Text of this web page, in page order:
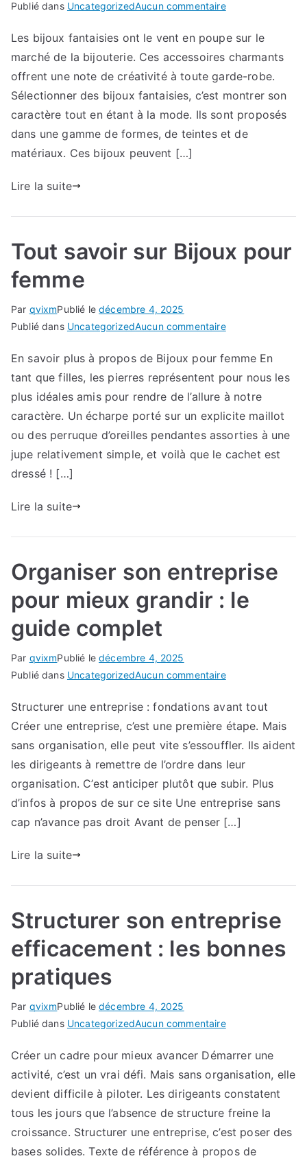
Publié dans UncategorizedAucun commentairesur
le
pouvoir
des
bijoux
pièces
Les bijoux fantaisies ont le vent en poupe sur le
marché de la bijouterie. Ces accessoires charmants
offrent une note de créativité à toute garde-robe.
Sélectionner des bijoux fantaisies, c’est montrer son
caractère tout en étant à la mode. Ils sont proposés
dans une gamme de formes, de teintes et de
matériaux. Ces bijoux peuvent […]
Lire la suite
Tout savoir sur Bijoux pour
femme
Par qvixmPublié ledécembre 4, 2025
Publié dans UncategorizedAucun commentairesur
savoir
sur
Bijoux
pour
femme
En savoir plus à propos de Bijoux pour femme En
tant que filles, les pierres représentent pour nous les
plus idéales amis pour rendre de l’allure à notre
caractère. Un écharpe porté sur un explicite maillot
ou des perruque d’oreilles pendantes assorties à une
jupe relativement simple, et voilà que le cachet est
dressé ! […]
Lire la suite
Organiser son entreprise
pour mieux grandir : le
guide complet
Par qvixmPublié ledécembre 4, 2025
Publié dans UncategorizedAucun commentairesur
son
entreprise
pour
mieux
grandir
le
guide
Structurer une entreprise : fondations avant tout
Créer une entreprise, c’est une première étape. Mais
sans organisation, elle peut vite s’essouffler. Ils aident
les dirigeants à remettre de l’ordre dans leur
organisation. C’est anticiper plutôt que subir. Plus
d’infos à propos de sur ce site Une entreprise sans
cap n’avance pas droit Avant de penser […]
Lire la suite
Structurer son entreprise
efficacement : les bonnes
pratiques
Par qvixmPublié ledécembre 4, 2025
Publié dans UncategorizedAucun commentairesur
son
entreprise
efficacement
bonnes
pratiques
Créer un cadre pour mieux avancer Démarrer une
activité, c’est un vrai défi. Mais sans organisation, elle
devient difficile à piloter. Les dirigeants constatent
tous les jours que l’absence de structure freine la
croissance. Structurer une entreprise, c’est poser des
bases solides. Texte de référence à propos de